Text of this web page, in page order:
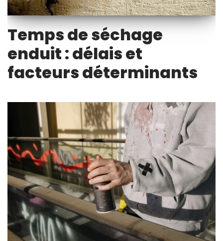
Temps de séchage
enduit : délais et
facteurs déterminants